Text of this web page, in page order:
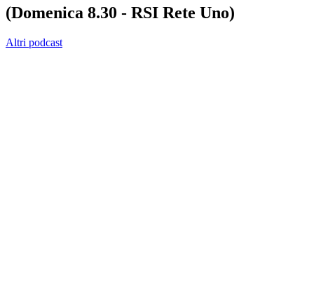
(Domenica 8.30 - RSI Rete Uno)
Altri podcast